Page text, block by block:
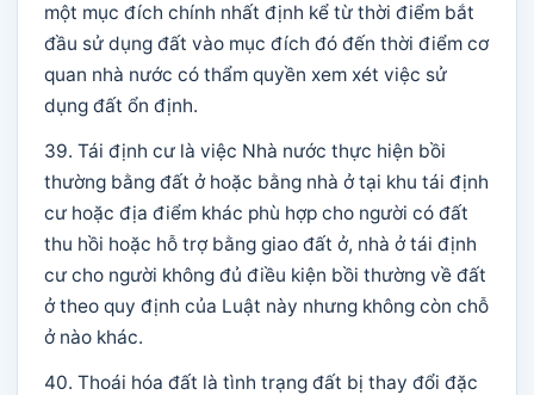
một mục đích chính nhất định kể từ thời điểm bắt
đầu sử dụng đất vào mục đích đó đến thời điểm cơ
quan nhà nước có thẩm quyền xem xét việc sử
dụng đất ổn định.
39. Tái định cư là việc Nhà nước thực hiện bồi
thường bằng đất ở hoặc bằng nhà ở tại khu tái định
cư hoặc địa điểm khác phù hợp cho người có đất
thu hồi hoặc hỗ trợ bằng giao đất ở, nhà ở tái định
cư cho người không đủ điều kiện bồi thường về đất
ở theo quy định của Luật này nhưng không còn chỗ
ở nào khác.
40. Thoái hóa đất là tình trạng đất bị thay đổi đặc